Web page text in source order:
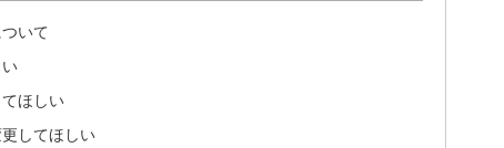
いて
ほしい
してほしい